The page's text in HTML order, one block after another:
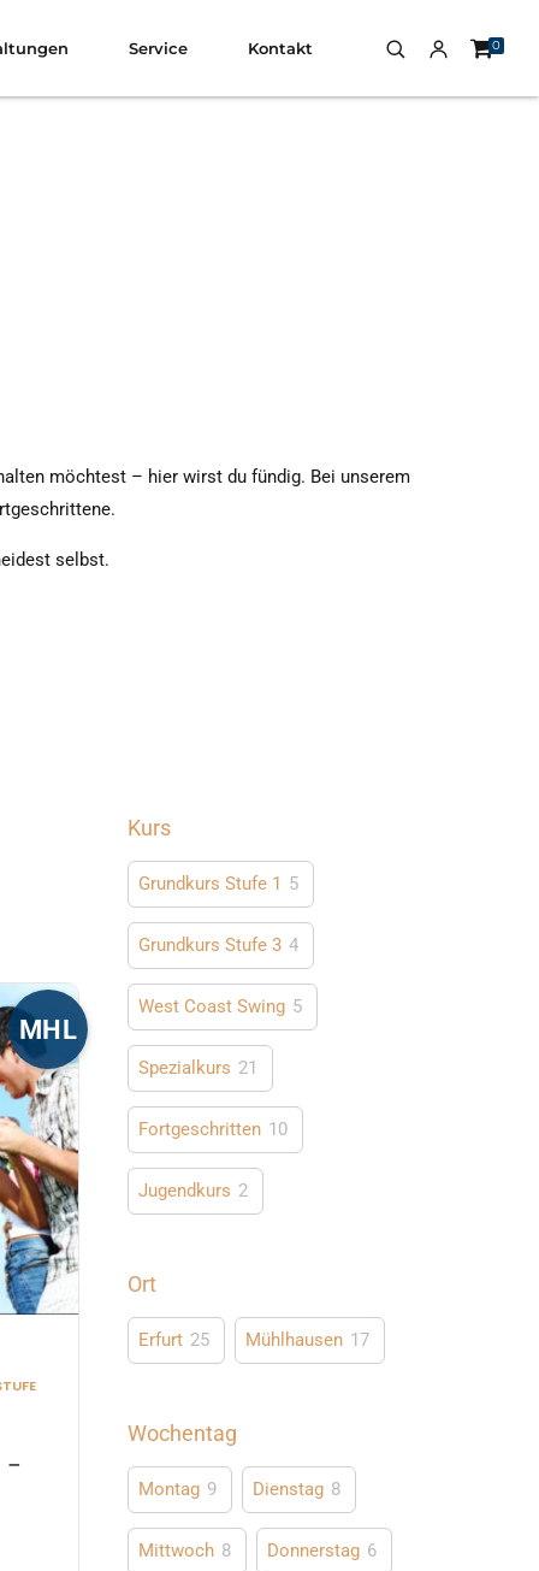
0
Service Kontakt
möchtest – hier wirst du fündig. Bei unserem
selbst.
MHL
Kurs
Grundkurs Stufe 1 5
Grundkurs Stufe 3 4
West Coast Swing 5
Spezialkurs 21
Fortgeschritten 10
Jugendkurs 2
Ort
Erfurt 25 Mühlhausen 17
Wochentag
Montag 9 Dienstag 8
Mittwoch 8 Donnerstag 6